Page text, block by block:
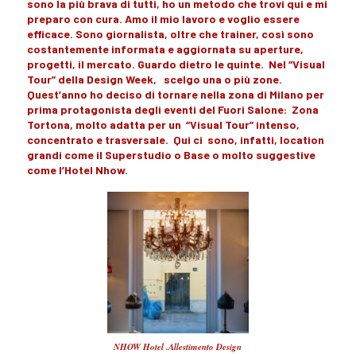
sono la più brava di tutti, ho un metodo che trovi qui e mi
preparo con cura. Amo il mio lavoro e voglio essere
efficace. Sono giornalista, oltre che trainer, così sono
costantemente informata e aggiornata su aperture,
progetti, il mercato. Guardo dietro le quinte. Nel “Visual
Tour”della Design Week, scelgo una o più zone.
Quest’anno ho deciso di tornare nella zona di Milano per
prima protagonista degli eventi del Fuori Salone: Zona
Tortona, molto adatta per un “Visual Tour”intenso,
concentrato e trasversale. Qui ci sono, infatti, location
grandi come il Superstudio o Base o molto suggestive
come l’Hotel Nhow.
NHOW Hotel .Allestimento Design